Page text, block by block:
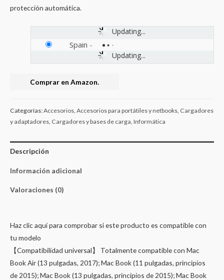
protección automática.
Updating...
Updating...
Spain -
Comprar en Amazon.
Categorías:Accesorios Accesorios para portátiles y netbooks Cargadores
y adaptadores Cargadores y bases de carga Informática
Descripción
Información adicional
Valoraciones (0)
Haz clic aquí para comprobar si este producto es compatible con
tu modelo
【Compatibilidad universal】 Totalmente compatible con Mac
Book Air (13 pulgadas, 2017); Mac Book (11 pulgadas, principios
de 2015); Mac Book (13 pulgadas, principios de 2015); Mac Book